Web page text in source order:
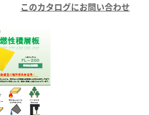
このカタログにお問い合わせ